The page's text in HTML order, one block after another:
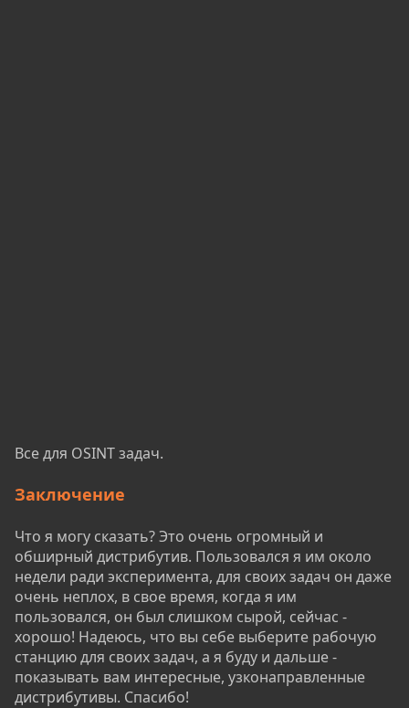
Все для OSINT задач.
Заключение
Что я могу сказать? Это очень огромный и
обширный дистрибутив. Пользовался я им около
недели ради эксперимента, для своих задач он даже
очень неплох, в свое время, когда я им
пользовался, он был слишком сырой, сейчас -
хорошо! Надеюсь, что вы себе выберите рабочую
станцию для своих задач, а я буду и дальше -
показывать вам интересные, узконаправленные
дистрибутивы. Спасибо!